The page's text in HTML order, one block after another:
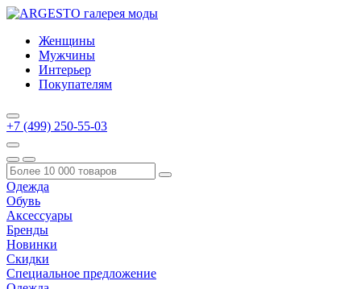
Женщины
Мужчины
Интерьер
Покупателям
+7 (499) 250-55-03
Одежда
Обувь
Аксессуары
Бренды
Новинки
Скидки
Специальное предложение